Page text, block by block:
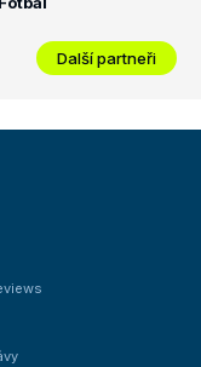
Další partneři